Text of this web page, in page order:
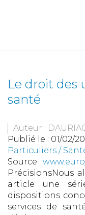
Le droit des
santé
Auteur :
Publié le : 01/02/
Particuliers /
Source :
PrécisionsNous
article une
dispositions
services de